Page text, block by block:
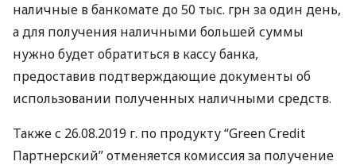
наличные в банкомате до 50 тыс. грн за один день,
а для получения наличными большей суммы
нужно будет обратиться в кассу банка,
предоставив подтверждающие документы об
использовании полученных наличными средств.
Также с 26.08.2019 г. по продукту “Green Credit
Партнерский” отменяется комиссия за получение